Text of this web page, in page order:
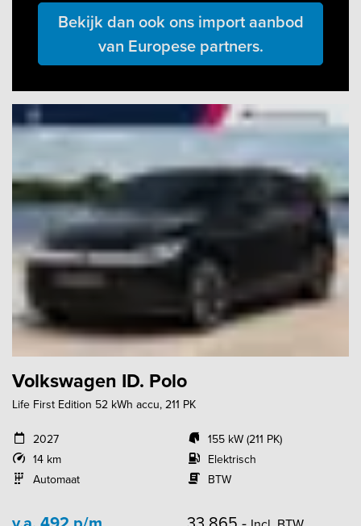
Bekijk dan ook ons import aanbod
van Europese partners.
Volkswagen ID. Polo
Life First Edition 52 kWh accu, 211 PK
2027
14 km
Automaat
155 kW (211 PK)
Elektrisch
BTW